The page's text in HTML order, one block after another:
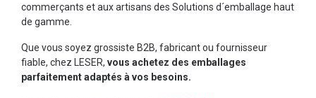
commerçants et aux artisans des Solutions d´emballage haut
de gamme.
Que vous soyez grossiste B2B, fabricant ou fournisseur
fiable, chez LESER, vous achetez des emballages
parfaitement adaptés à vos besoins.